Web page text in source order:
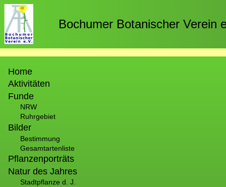
Direkt
zum
Inhalt
Bochumer Botanischer Verein
Home
Aktivitäten
Funde
NRW
Ruhrgebiet
Bilder
Bestimmung
Gesamtartenliste
Pflanzenporträts
Natur des Jahres
Stadtpflanze d. J.